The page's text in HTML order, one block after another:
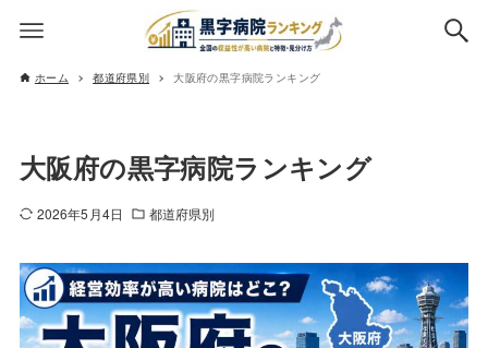
ホーム 都道府県別 大阪府の黒字病院ランキング
大阪府の黒字病院ランキング
2026年5月4日 都道府県別